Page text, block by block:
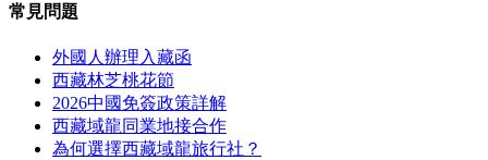
常見問題
外國人辦理入藏函
西藏林芝桃花節
2026中國免簽政策詳解
西藏域龍同業地接合作
為何選擇西藏域龍旅行社？